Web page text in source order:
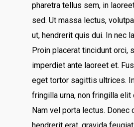
pharetra tellus sem, in
sed. Ut massa lectus,
ut, hendrerit quis dui. In nec
Proin placerat tincidunt orci,
imperdiet ante laoreet et.
eget tortor sagittis ultrices.
fringilla urna, non fringilla elit
Nam vel porta lectus. Donec